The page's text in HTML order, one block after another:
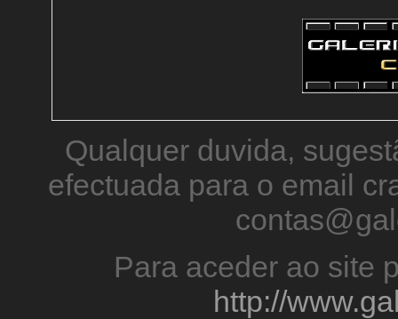
Qualquer duvida,
efectuada para o email
Para aceder ao site
http://